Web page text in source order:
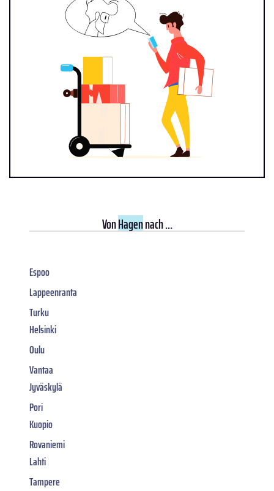
VonHagennach ...
Espoo
Lappeenranta
Turku
Helsinki
Oulu
Vantaa
Jyväskylä
Pori
Kuopio
Rovaniemi
Lahti
Tampere